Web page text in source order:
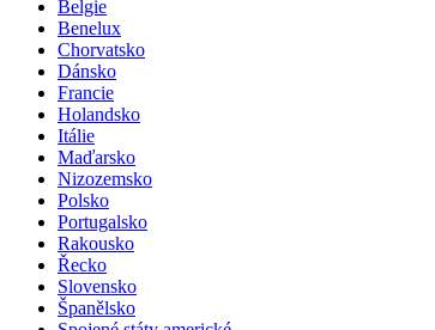
Belgie
Benelux
Chorvatsko
Dánsko
Francie
Holandsko
Itálie
Maďarsko
Nizozemsko
Polsko
Portugalsko
Rakousko
Řecko
Slovensko
Španělsko